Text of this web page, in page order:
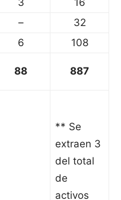
3
16
–
32
6
108
88 887
** Se
extraen 3
del total
de
activos